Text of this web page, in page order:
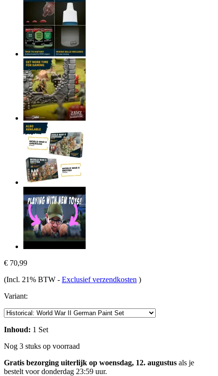
€ 70,99
(Incl. 21% BTW - Exclusief verzendkosten )
Variant:
Inhoud: 1 Set
Nog 3 stuks op voorraad
Gratis bezorging uiterlijk op woensdag, 12. augustus als je
bestelt voordonderdag 23:59 uur.